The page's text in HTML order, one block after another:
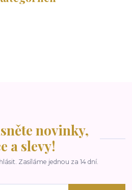
novinky,
a slevy!
Zasíláme jednou za 14 dní.